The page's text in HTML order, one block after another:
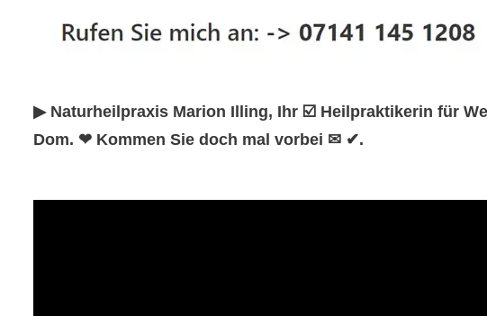
▶︎ Naturheilpraxis Marion Illing, Ihr ☑️ Heilpraktikerin für
Dom. ❤ Kommen Sie doch mal vorbei ✉ ✔.